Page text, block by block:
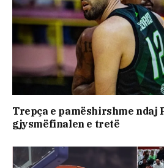
Trepça e pamëshirshme ndaj
gjysmëfinalen e tretë